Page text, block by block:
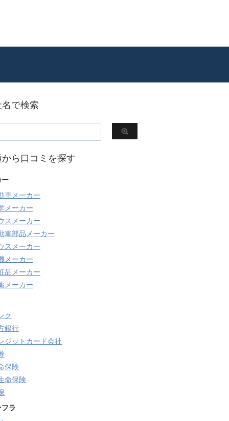
で検索
ら口コミを探す
ー
車メーカー
メーカー
スメーカー
車部品メーカー
スメーカー
メーカー
品メーカー
メーカー
ク
銀行
ジットカード会社
保険
命保険
ラ